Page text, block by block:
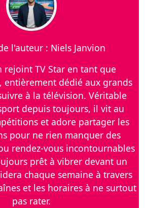
l'auteur : Niels Janvion
rejoint TV Star en tant que
entièrement dédié aux grands
à la télévision. Véritable
depuis toujours, il vit au
et adore partager les
pour ne rien manquer des
rendez-vous incontournables
prêt à vibrer devant un
chaque semaine à travers
et les horaires à ne surtout
pas rater.